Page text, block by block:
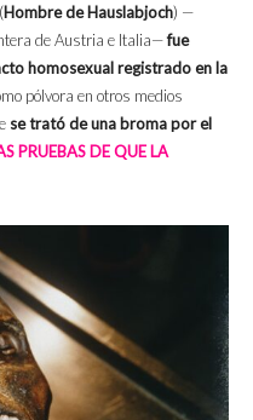
(Hombre de Hauslabjoch) —
de Austria e Italia—fue
homosexual registrado en la
pólvora en otros medios
se trató de una broma por el
PRUEBAS DE QUE LA